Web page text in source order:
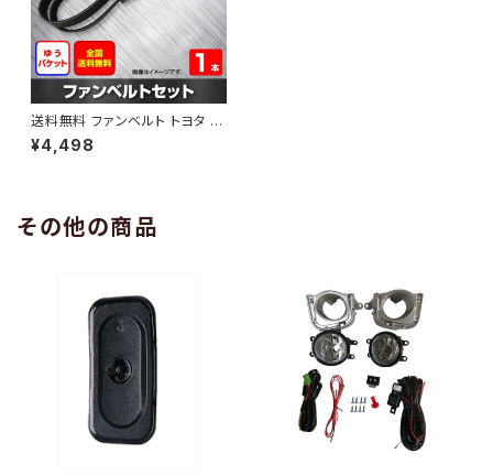
送料無料 ファンベルト トヨタ ハ
イエース 型式KDH222B H17.
01～H19.09 （国内トップメーカ
¥4,498
その他の商品